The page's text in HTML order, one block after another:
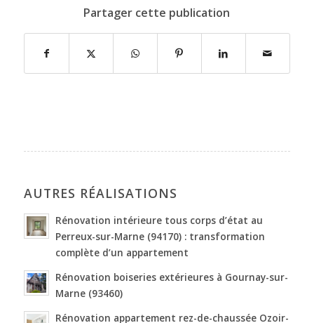
Partager cette publication
AUTRES RÉALISATIONS
Rénovation intérieure tous corps d’état au
Perreux-sur-Marne (94170) : transformation
complète d’un appartement
Rénovation boiseries extérieures à Gournay-sur-
Marne (93460)
Rénovation appartement rez-de-chaussée Ozoir-